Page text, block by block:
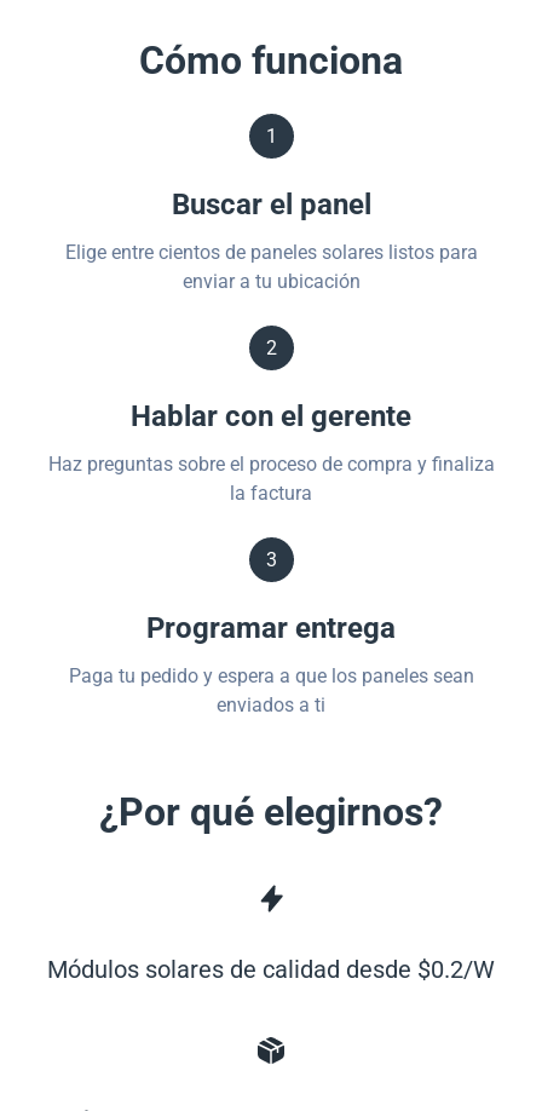
Cómo funciona
1
Buscar el panel
Elige entre cientos de paneles solares listos para
enviar a tu ubicación
2
Hablar con el gerente
Haz preguntas sobre el proceso de compra y finaliza
la factura
3
Programar entrega
Paga tu pedido y espera a que los paneles sean
enviados a ti
¿Por qué elegirnos?
Módulos solares de calidad desde $0.2/W